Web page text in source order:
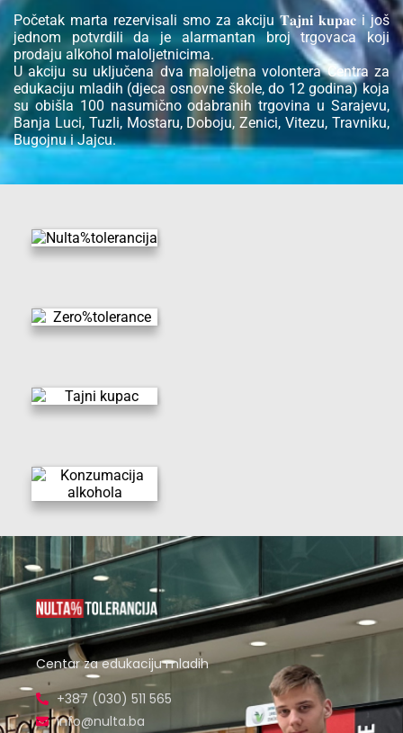
Početak marta rezervisali smo za akciju 𝐓𝐚𝐣𝐧𝐢 𝐤𝐮𝐩𝐚𝐜 i još
jednom potvrdili da je alarmantan broj trgovaca koji
prodaju alkohol maloljetnicima.
U akciju su uključena dva maloljetna volontera Centra za
edukaciju mladih (djeca osnovne škole, do 12 godina) koja
su obišla 100 nasumično odabranih trgovina u Sarajevu,
Banja Luci, Tuzli, Mostaru, Doboju, Zenici, Vitezu, Travniku,
Bugojnu i Jajcu.
Centar za edukaciju mladih
+387 (030) 511 565
info@nulta.ba